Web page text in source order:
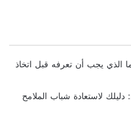
الذي يجب أن تعرفه قبل اتخاذ
لاستعادة شباب الملامح